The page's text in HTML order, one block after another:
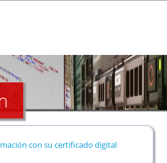
con su certificado digital